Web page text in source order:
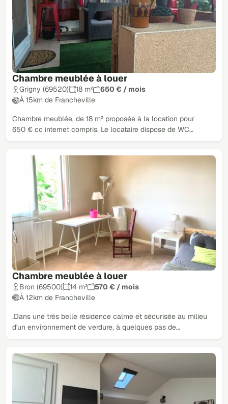
Chambre meublée à louer
Grigny (69520) 18 m²
650 € / mois
À 15km de Francheville
Chambre meublée, de 18 m² proposée à la location pour
650 € cc internet compris. Le locataire dispose de WC…
Chambre meublée à louer
Bron (69500) 14 m²
570 € / mois
À 12km de Francheville
.Dans une très belle résidence calme et sécurisée au milieu
d'un environnement de verdure, à quelques pas de…